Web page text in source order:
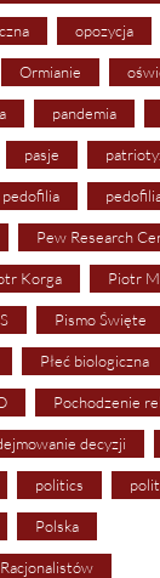
opozycja
Ormianie
pandemia
pasje
pedofilia
Pew Research
Korga Piotr
Pismo Święte
Płeć biologiczna
Pochodzenie
decyzji
politics
Polska